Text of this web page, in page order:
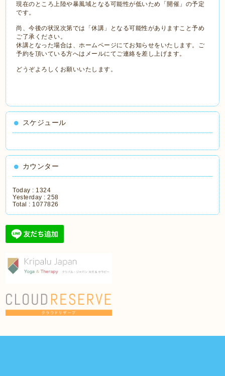
現在のところ上陸や暴風域となる可能性が低いため「開催」の予定
です。
尚、今後の状況次第では「休講」となる可能性がありますこと予め
ご了承ください。
休講となった場合は、ホームページにてお知らせをいたします。ご
予約を頂いている方へはメールにてご連絡を差し上げます。
どうぞよろしくお願いいたします。
スケジュール
カウンター
Today : 1324
Yesterday :258
Total : 1077826